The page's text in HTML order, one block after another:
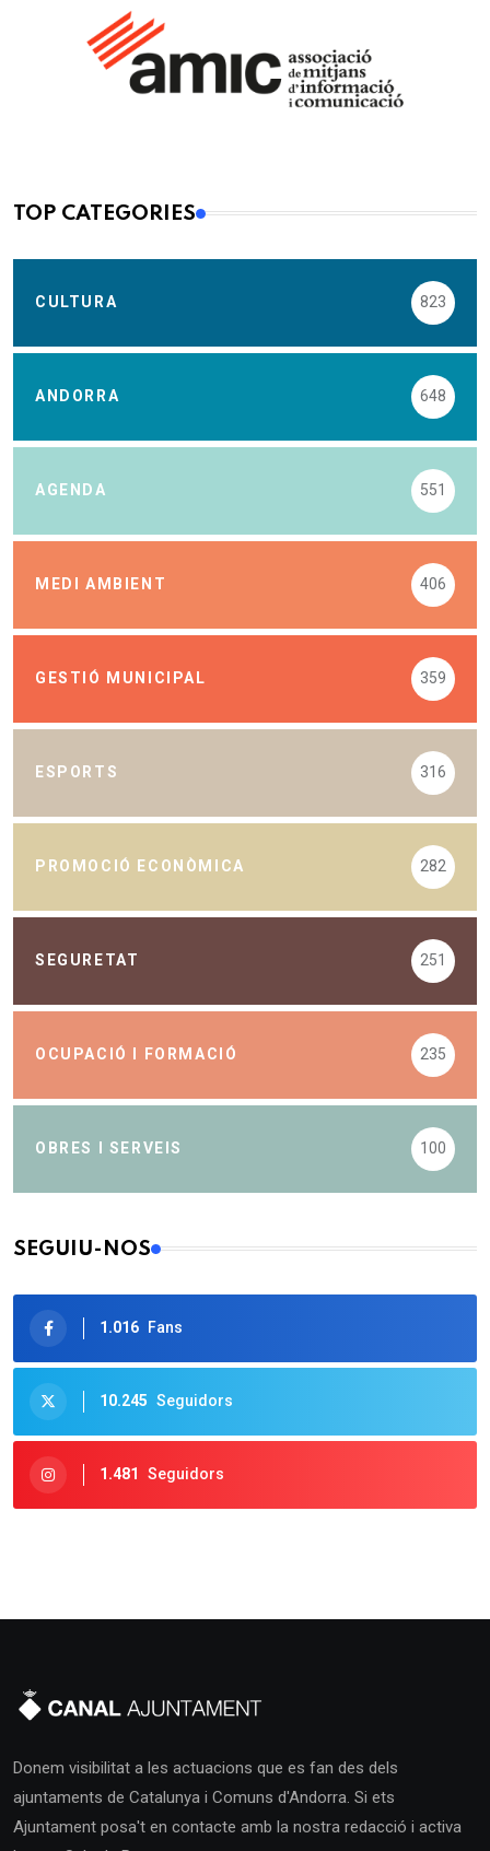
TOP CATEGORIES
CULTURA 823
ANDORRA 648
AGENDA 551
MEDI AMBIENT 406
GESTIÓ MUNICIPAL 359
ESPORTS 316
PROMOCIÓ ECONÒMICA 282
SEGURETAT 251
OCUPACIÓ I FORMACIÓ 235
OBRES I SERVEIS 100
SEGUIU-NOS
1.016 Fans
10.245 Seguidors
1.481 Seguidors
Donem visibilitat a les actuacions que es fan des dels
ajuntaments de Catalunya i Comuns d'Andorra. Si ets
Ajuntament posa't en contacte amb la nostra redacció i activa